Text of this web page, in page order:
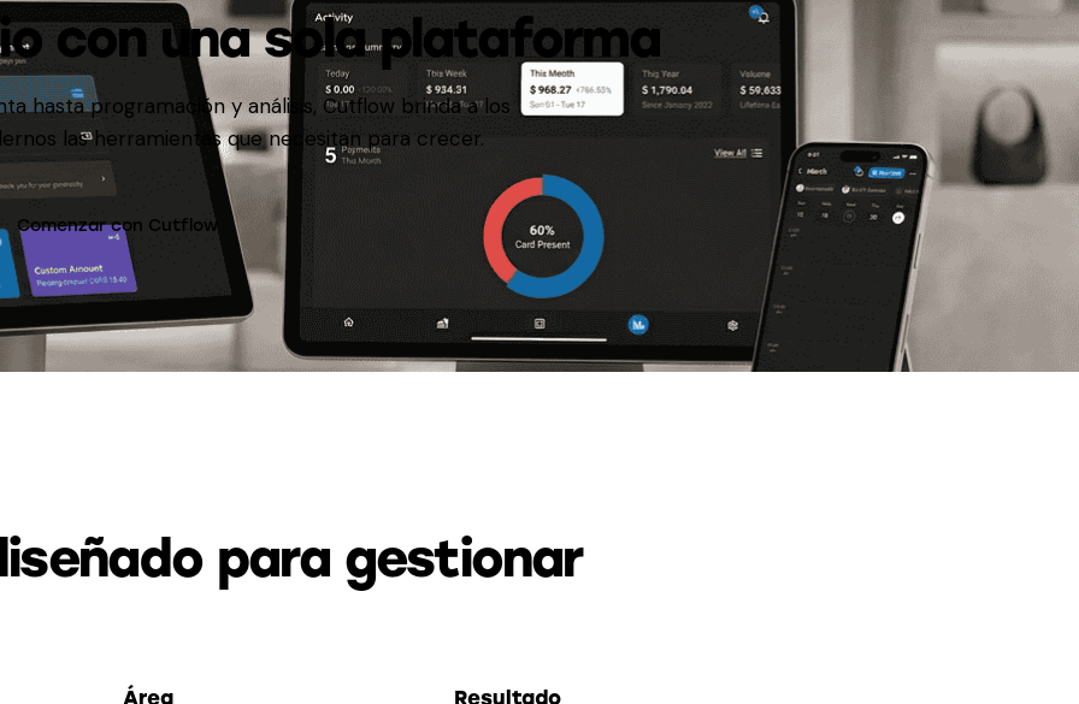
con una sola plataforma
hasta programación y análisis, Cutflow brinda a los
las herramientas que necesitan para crecer.
Comenzar con Cutflow
para gestionar
Área Resultado